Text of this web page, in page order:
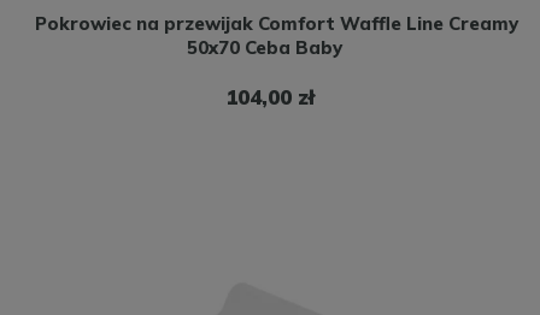
Pokrowiec na przewijak Comfort Waffle Line Creamy
50x70 Ceba Baby
104,00 zł